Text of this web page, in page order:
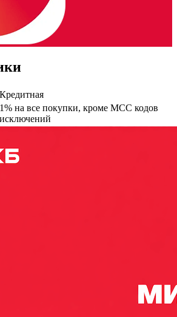
Кредитная
1% на все покупки, кроме МСС кодов
исключений